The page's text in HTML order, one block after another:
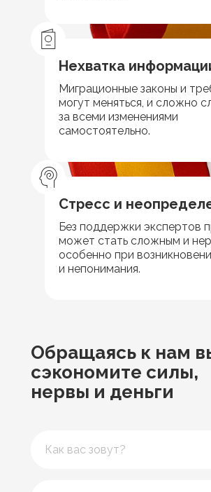
Миграционные законы и
могут меняться, и сложно
за всеми изменениями
самостоятельно.
Нехватка
Без поддержки экспертов
может стать сложным и
особенно при
и непонимания.
Стресс и
Обращаясь к нам
сэкономите силы,
нервы и деньги